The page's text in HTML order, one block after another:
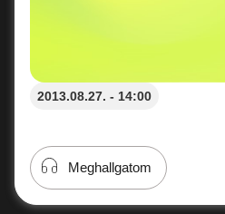
2013.08.27. - 14:00
Meghallgatom